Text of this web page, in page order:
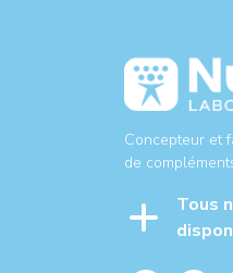
Concepteur et
de
Tous